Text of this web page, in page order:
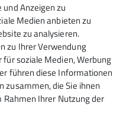
Anzeigen zu
Medien anbieten zu
zu analysieren.
zu Ihrer Verwendung
soziale Medien, Werbung
führen diese Informationen
die Sie ihnen
Ihrer Nutzung der